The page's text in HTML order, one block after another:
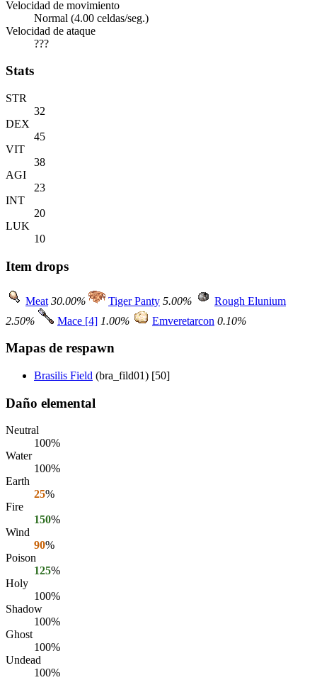
Velocidad de movimiento
Normal (4.00 celdas/seg.)
Velocidad de ataque
???
Stats
STR
32
DEX
45
VIT
38
AGI
23
INT
20
LUK
10
Item drops
Meat 30.00% Tiger Panty 5.00%
Rough Elunium
2.50%
Mace [4] 1.00% Emveretarcon 0.10%
Mapas de respawn
Brasilis Field (bra_fild01) [50]
Daño elemental
Neutral
100%
Water
100%
Earth
25%
Fire
150%
Wind
90%
Poison
125%
Holy
100%
Shadow
100%
Ghost
100%
Undead
100%